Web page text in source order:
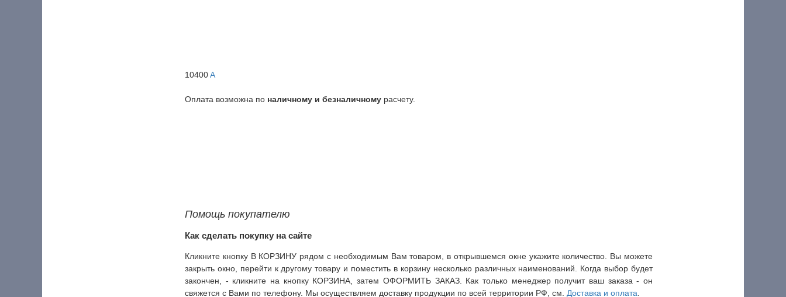
10400A
Оплата возможна по наличному и безналичному расчету.
Помощь покупателю
Как сделать покупку на сайте
Кликните кнопку В КОРЗИНУ рядом с необходимым Вам товаром, в открывшемся окне укажите количество. Вы можете
закрыть окно, перейти к другому товару и поместить в корзину несколько различных наименований. Когда выбор будет
закончен, - кликните на кнопку КОРЗИНА, затем ОФОРМИТЬ ЗАКАЗ. Как только менеджер получит ваш заказа - он
свяжется с Вами по телефону. Мы осуществляем доставку продукции по всей территории РФ, см. Доставка и оплата